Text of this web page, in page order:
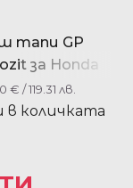
тапи GP
за Honda
CRF1000L /
L1 / L2 / L4
€ / 119.31 лв.
в количката